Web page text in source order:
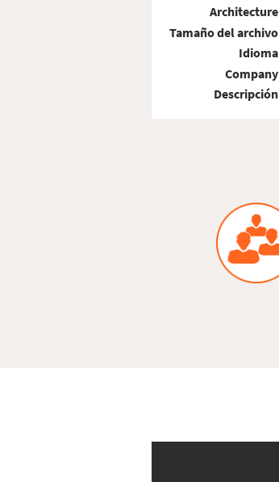
Architecture
Tamaño del archivo
Idioma
Company
Descripción